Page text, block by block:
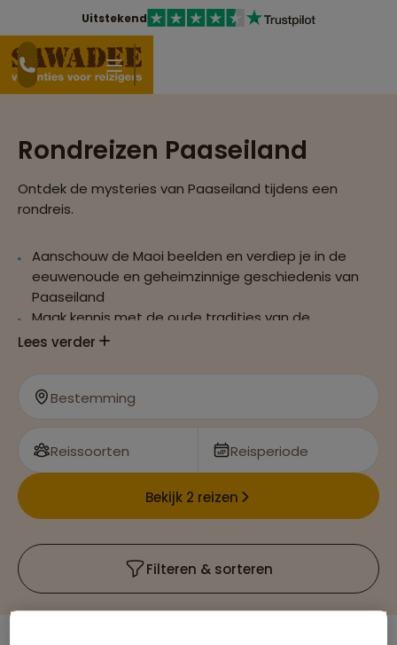
Uitstekend
Rondreizen Paaseiland
Ontdek de mysteries van Paaseiland tijdens een
rondreis.
Aanschouw de Maoi beelden en verdiep je in de
eeuwenoude en geheimzinnige geschiedenis van
Paaseiland
Maak kennis met de oude tradities van de
christelijke bevolking op het eiland
Lees verder
Bestemming
Reissoorten Reisperiode
Bekijk 2 reizen
Filteren & sorteren